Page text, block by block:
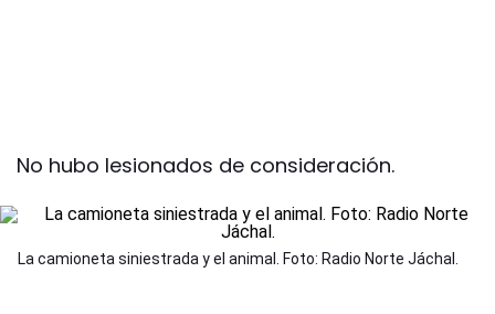
No hubo lesionados de consideración.
La camioneta siniestrada y el animal. Foto: Radio Norte Jáchal.